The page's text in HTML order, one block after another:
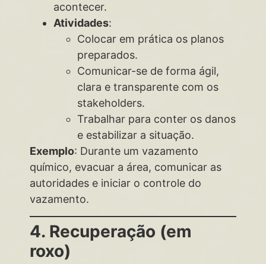
acontecer.
Atividades:
Colocar em prática os planos
preparados.
Comunicar-se de forma ágil,
clara e transparente com os
stakeholders.
Trabalhar para conter os danos
e estabilizar a situação.
Exemplo: Durante um vazamento
químico, evacuar a área, comunicar as
autoridades e iniciar o controle do
vazamento.
4. Recuperação (em
roxo)